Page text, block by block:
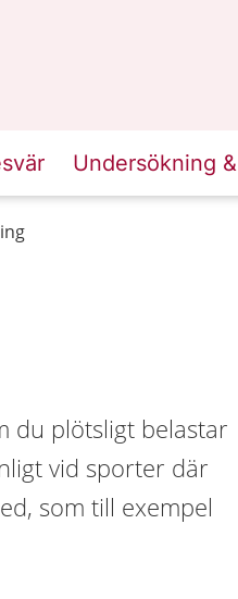
Undersökning
du plötsligt belastar
vid sporter där
som till exempel